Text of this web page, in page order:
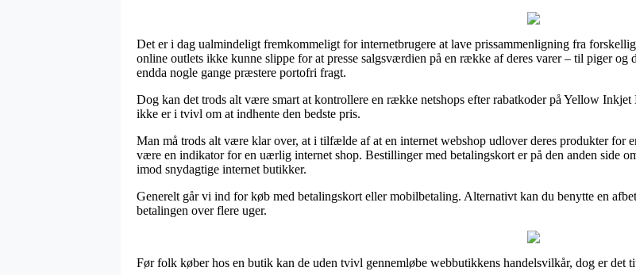
Det er i dag ualmindeligt fremkommeligt for internetbrugere at lave prissammenligning fra
online outlets ikke kunne slippe for at presse salgsværdien på en række af deres varer – til piger og
endda nogle gange præstere portofri fragt.
Dog kan det trods alt være smart at kontrollere en række netshops efter rabatkoder på Yellow
ikke er i tvivl om at indhente den bedste pris.
Man må trods alt være klar over, at i tilfælde af at en internet webshop udlover deres produkter for
være en indikator for en uærlig internet shop. Bestillinger med betalingskort er på den anden side
imod snydagtige internet butikker.
Generelt går vi ind for køb med betalingskort eller mobilbetaling. Alternativt kan du benytte en
betalingen over flere uger.
Før folk køber hos en butik kan de uden tvivl gennemløbe webbutikkens handelsvilkår, dog er det